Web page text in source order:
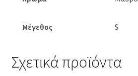
Μέγεθος S
Σχετικά προϊόντα